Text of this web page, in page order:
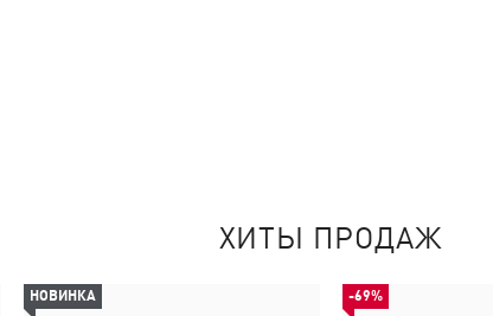
ХИТЫ ПРОДАЖ
НОВИНКА -69%